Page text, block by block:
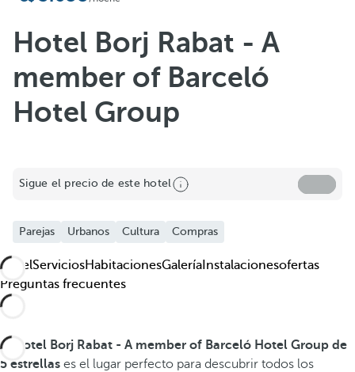
Hotel Borj Rabat - A
member of Barceló
Hotel Group
Sigue el precio de este hotel
Parejas Urbanos Cultura Compras
HotelServiciosHabitacionesGalería Instalacionesofertas
Preguntas frecuentes
El
Hotel Borj Rabat - A member of Barceló Hotel Group de
5 estrellas es el lugar perfecto para descubrir todos los